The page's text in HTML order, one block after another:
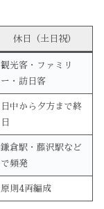
休日（土日祝）
観光客・ファミリ
ー・訪日客
日中から夕方まで終
日
鎌倉駅・藤沢駅など
で頻発
原則4両編成